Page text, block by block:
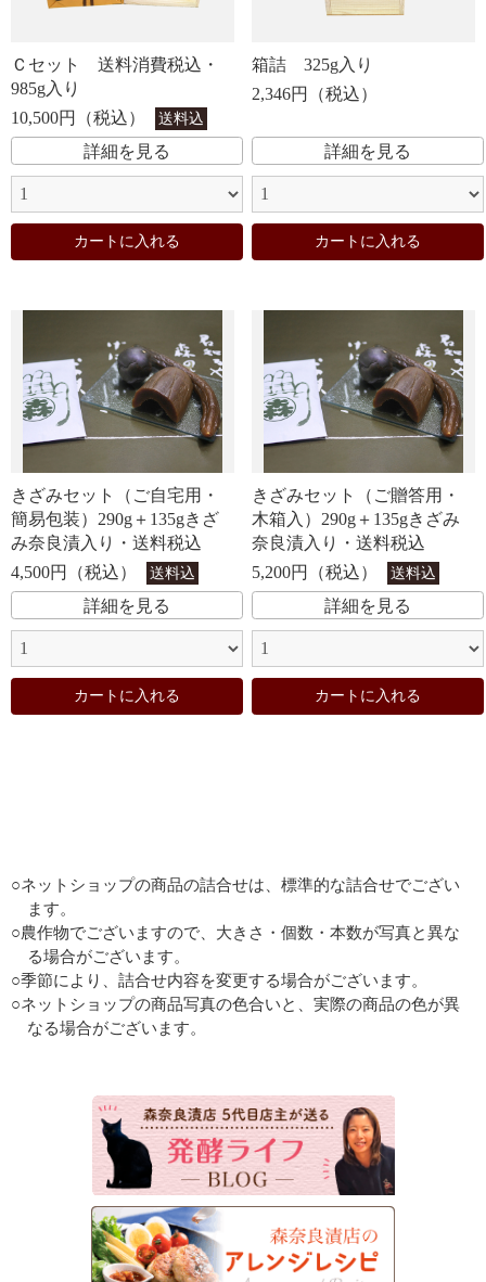
Ｃセット 送料消費税込・
985g入り
10,500円（税込）
送料込
詳細を見る
カートに入れる
箱詰 325g入り
2,346円（税込）
詳細を見る
カートに入れる
きざみセット（ご自宅用・
簡易包装）290g＋135gきざ
み奈良漬入り・送料税込
4,500円（税込）
送料込
詳細を見る
カートに入れる
きざみセット（ご贈答用・
木箱入）290g＋135gきざみ
奈良漬入り・送料税込
5,200円（税込）
送料込
詳細を見る
カートに入れる
お買い物を続ける カートへ進む
○ネットショップの商品の詰合せは、標準的な詰合せでござい
ます。
○農作物でございますので、大きさ・個数・本数が写真と異な
る場合がございます。
○季節により、詰合せ内容を変更する場合がございます。
○ネットショップの商品写真の色合いと、実際の商品の色が異
なる場合がございます。